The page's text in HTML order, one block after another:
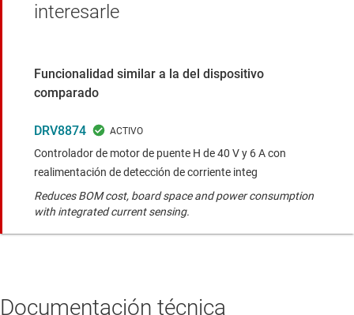
interesarle
Funcionalidad similar a la del dispositivo
comparado
DRV8874
Controlador de motor de puente H de 40 V y 6 A con
realimentación de detección de corriente integ
Reduces BOM cost, board space and power consumption
with integrated current sensing.
Documentación técnica